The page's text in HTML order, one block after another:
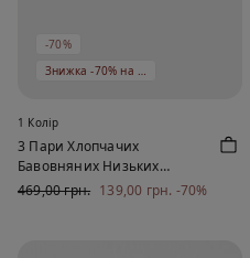
-70%
1 Колір
3 Пари Хлопчачих
Бавовняних Низьких
Шкарпеток в Рубчик з
469,00 грн. 139,00 грн. -70%